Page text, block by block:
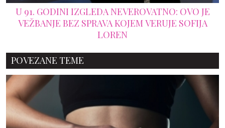
U 91. GODINI IZGLEDA NEVEROVATNO: OVO JE
VEŽBANJE BEZ SPRAVA KOJEM VERUJE SOFIJA
LOREN
POVEZANE TEME